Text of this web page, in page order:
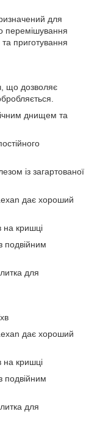
для
перемішування
приготування
що дозволяє
днищем та
із загартованої
дає хороший
на кришці
подвійним
для
дає хороший
на кришці
подвійним
для